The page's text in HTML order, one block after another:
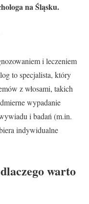
na Śląsku.
i leczeniem
to specjalista, który
z włosami, takich
wypadanie
i badań (m.in.
indywidualne
warto